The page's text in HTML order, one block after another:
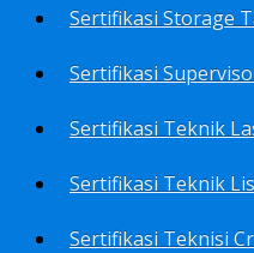
Sertifikasi Storage
Sertifikasi
Sertifikasi Teknik
Sertifikasi Teknik
Sertifikasi Teknisi